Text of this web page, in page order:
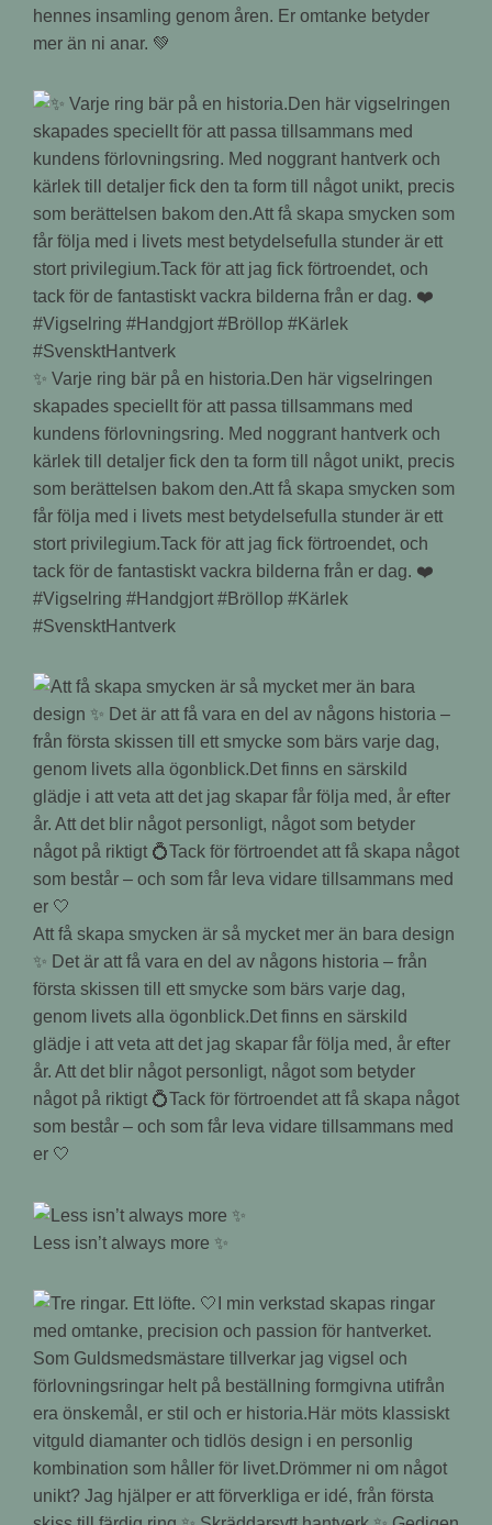
hennes insamling genom åren. Er omtanke betyder
mer än ni anar. 💚
✨ Varje ring bär på en historia.Den här vigselringen
skapades speciellt för att passa tillsammans med
kundens förlovningsring. Med noggrant hantverk och
kärlek till detaljer fick den ta form till något unikt, precis
som berättelsen bakom den.Att få skapa smycken som
får följa med i livets mest betydelsefulla stunder är ett
stort privilegium.Tack för att jag fick förtroendet, och
tack för de fantastiskt vackra bilderna från er dag. ❤️
#Vigselring #Handgjort #Bröllop #Kärlek
#SvensktHantverk
Att få skapa smycken är så mycket mer än bara design
✨ Det är att få vara en del av någons historia – från
första skissen till ett smycke som bärs varje dag,
genom livets alla ögonblick.Det finns en särskild
glädje i att veta att det jag skapar får följa med, år efter
år. Att det blir något personligt, något som betyder
något på riktigt 💍Tack för förtroendet att få skapa något
som består – och som får leva vidare tillsammans med
er 🤍
Less isn’t always more ✨